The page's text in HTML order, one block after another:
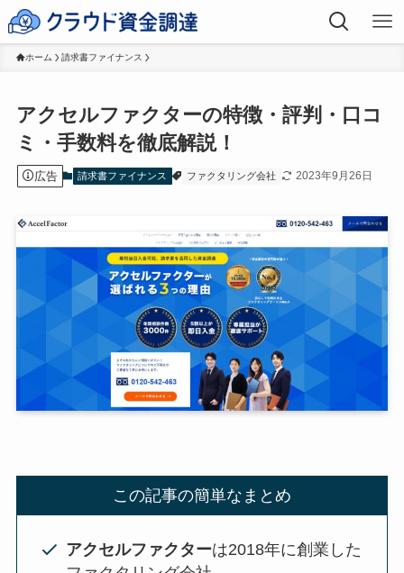
ホーム 請求書ファイナンス
アクセルファクターの特徴・評判・口コ
ミ・手数料を徹底解説！
広告 請求書ファイナンス ファクタリング会社 2023年9月26日
この記事の簡単なまとめ
アクセルファクターは2018年に創業した